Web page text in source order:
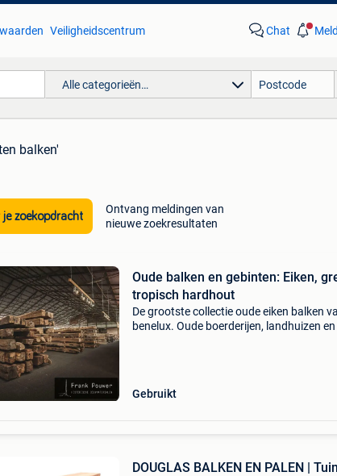
Veiligheidscentrum Chat
Alle categorieën…
balken'
je zoekopdracht
Ontvang meldingen van
nieuwe zoekresultaten
Oude balken en gebinten: Eiken,
tropisch hardhout
De grootste collectie oude eiken balken
benelux. Oude boerderijen, landhuizen
Gebruikt
DOUGLAS BALKEN EN PALEN |